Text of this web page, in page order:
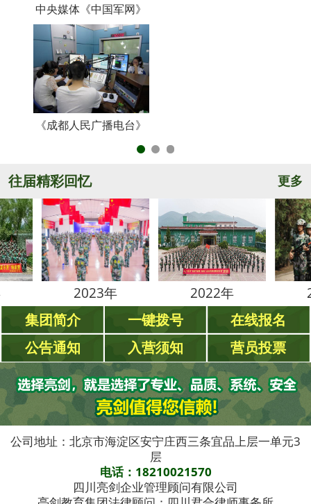
中央媒体《中国军网》
《成都人民广播电台》
往届精彩回忆 更多
2023年 2022年 2021年
集团简介 一键拨号
在线报名
公告通知
入营须知 营员投票
公司地址：北京市海淀区安宁庄西三条宜品上层一单元3
层
电话：18210021570
四川亮剑企业管理顾问有限公司